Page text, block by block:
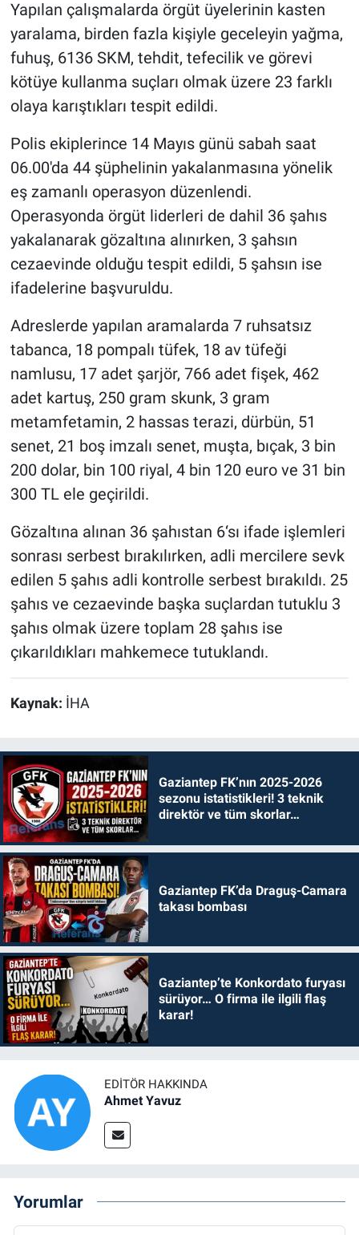
Yapılan çalışmalarda örgüt üyelerinin kasten
yaralama, birden fazla kişiyle geceleyin yağma,
fuhuş, 6136 SKM, tehdit, tefecilik ve görevi
kötüye kullanma suçları olmak üzere 23 farklı
olaya karıştıkları tespit edildi.
Polis ekiplerince 14 Mayıs günü sabah saat
06.00'da 44 şüphelinin yakalanmasına yönelik
eş zamanlı operasyon düzenlendi.
Operasyonda örgüt liderleri de dahil 36 şahıs
yakalanarak gözaltına alınırken, 3 şahsın
cezaevinde olduğu tespit edildi, 5 şahsın ise
ifadelerine başvuruldu.
Adreslerde yapılan aramalarda 7 ruhsatsız
tabanca, 18 pompalı tüfek, 18 av tüfeği
namlusu, 17 adet şarjör, 766 adet fişek, 462
adet kartuş, 250 gram skunk, 3 gram
metamfetamin, 2 hassas terazi, dürbün, 51
senet, 21 boş imzalı senet, muşta, bıçak, 3 bin
200 dolar, bin 100 riyal, 4 bin 120 euro ve 31 bin
300 TL ele geçirildi.
Gözaltına alınan 36 şahıstan 6‘sı ifade işlemleri
sonrası serbest bırakılırken, adli mercilere sevk
edilen 5 şahıs adli kontrolle serbest bırakıldı. 25
şahıs ve cezaevinde başka suçlardan tutuklu 3
şahıs olmak üzere toplam 28 şahıs ise
çıkarıldıkları mahkemece tutuklandı.
Kaynak: İHA
Gaziantep FK’nın 2025-2026
sezonu istatistikleri! 3 teknik
direktör ve tüm skorlar…
Gaziantep FK’da Draguş-Camara
takası bombası
Gaziantep’te Konkordato furyası
sürüyor… O firma ile ilgili flaş
karar!
EDITÖR HAKKINDA
Ahmet Yavuz
Yorumlar